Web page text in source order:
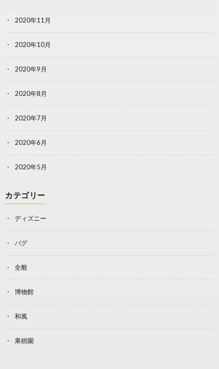
2020年11月
2020年10月
2020年9月
2020年8月
2020年7月
2020年6月
2020年5月
カテゴリー
ディズニー
バグ
全般
博物館
和風
果樹園